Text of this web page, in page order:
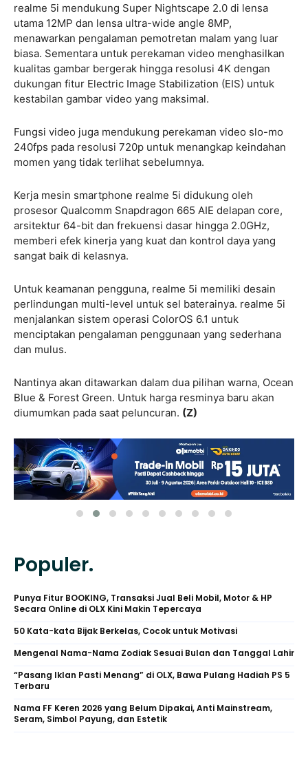
realme 5i mendukung Super Nightscape 2.0 di lensa
utama 12MP dan lensa ultra-wide angle 8MP,
menawarkan pengalaman pemotretan malam yang luar
biasa. Sementara untuk perekaman video menghasilkan
kualitas gambar bergerak hingga resolusi 4K dengan
dukungan fitur Electric Image Stabilization (EIS) untuk
kestabilan gambar video yang maksimal.
Fungsi video juga mendukung perekaman video slo-mo
240fps pada resolusi 720p untuk menangkap keindahan
momen yang tidak terlihat sebelumnya.
Kerja mesin smartphone realme 5i didukung oleh
prosesor Qualcomm Snapdragon 665 AIE delapan core,
arsitektur 64-bit dan frekuensi dasar hingga 2.0GHz,
memberi efek kinerja yang kuat dan kontrol daya yang
sangat baik di kelasnya.
Untuk keamanan pengguna, realme 5i memiliki desain
perlindungan multi-level untuk sel baterainya. realme 5i
menjalankan sistem operasi ColorOS 6.1 untuk
menciptakan pengalaman penggunaan yang sederhana
dan mulus.
Nantinya akan ditawarkan dalam dua pilihan warna, Ocean
Blue & Forest Green. Untuk harga resminya baru akan
diumumkan pada saat peluncuran. (Z)
Populer.
Punya Fitur BOOKING, Transaksi Jual Beli Mobil, Motor & HP
Secara Online di OLX Kini Makin Tepercaya
50 Kata-kata Bijak Berkelas, Cocok untuk Motivasi
Mengenal Nama-Nama Zodiak Sesuai Bulan dan Tanggal Lahir
“Pasang Iklan Pasti Menang” di OLX, Bawa Pulang Hadiah PS 5
Terbaru
Nama FF Keren 2026 yang Belum Dipakai, Anti Mainstream,
Seram, Simbol Payung, dan Estetik